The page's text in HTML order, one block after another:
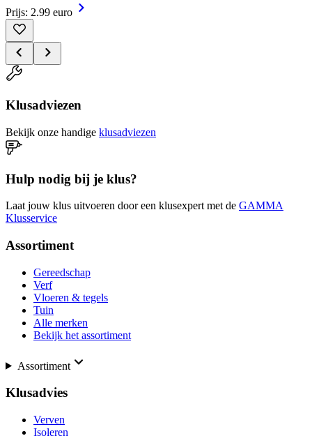
Prijs: 2.99 euro
Klusadviezen
Bekijk onze handige klusadviezen
Hulp nodig bij je klus?
Laat jouw klus uitvoeren door een klusexpert met de GAMMA
Klusservice
Assortiment
Gereedschap
Verf
Vloeren & tegels
Tuin
Alle merken
Bekijk het assortiment
Assortiment
Klusadvies
Verven
Isoleren